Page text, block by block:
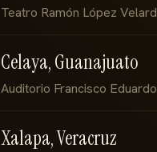
Teatro Ramón López
Celaya, Guanajuato
Auditorio Francisco
Xalapa, Veracruz